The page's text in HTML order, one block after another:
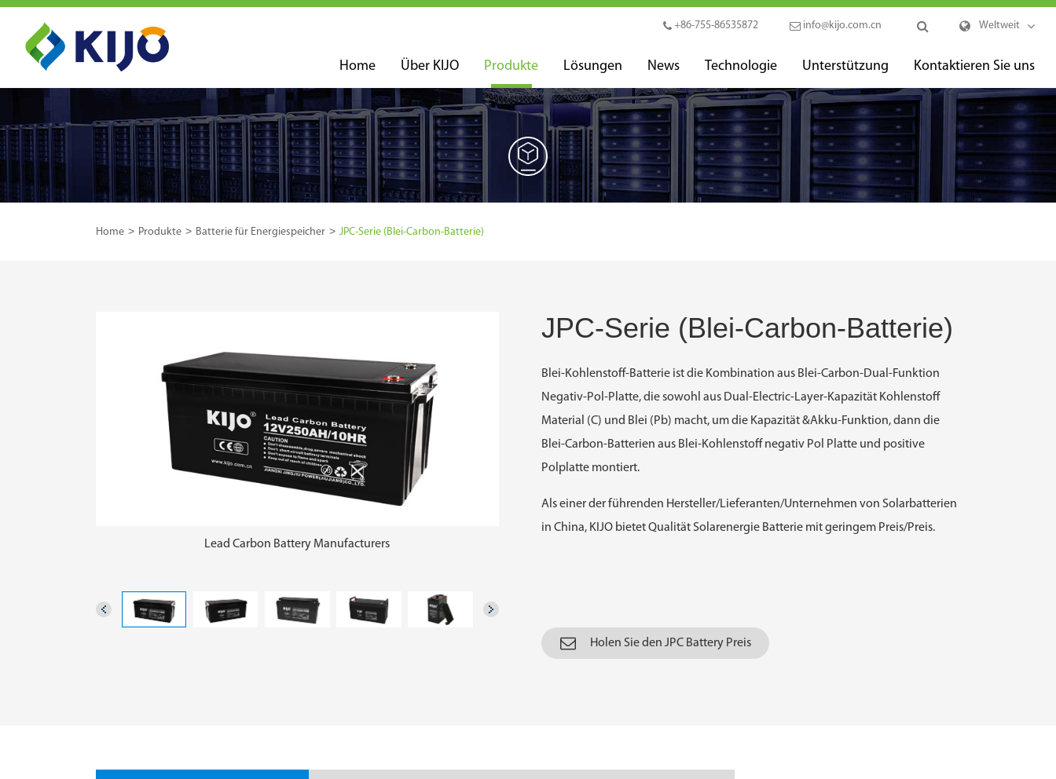
+86-755-86535872 info@kijo.com.cn Weltweit
Home Über KIJO Produkte Lösungen News Technologie Unterstützung Kontaktieren Sie uns
Home Produkte Batterie für Energiespeicher JPC-Serie (Blei-Carbon-Batterie)
Lead Carbon Battery Manufacturers
JPC-Serie (Blei-Carbon-Batterie)
Blei-Kohlenstoff-Batterie ist die Kombination aus Blei-Carbon-Dual-Funktion
Negativ-Pol-Platte, die sowohl aus Dual-Electric-Layer-Kapazität Kohlenstoff
Material (C) und Blei (Pb) macht, um die Kapazität &Akku-Funktion, dann die
Blei-Carbon-Batterien aus Blei-Kohlenstoff negativ Pol Platte und positive
Polplatte montiert.
Als einer der führenden Hersteller/Lieferanten/Unternehmen von Solarbatterien
in China, KIJO bietet Qualität Solarenergie Batterie mit geringem Preis/Preis.
Holen Sie den JPC Battery Preis